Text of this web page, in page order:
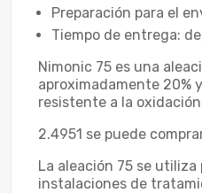
Preparación para el
Tiempo de entrega:
Nimonic 75 es una
aproximadamente 20%
resistente a la
2.4951 se puede
La aleación 75 se
instalaciones de